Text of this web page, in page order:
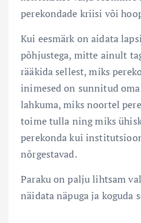
perekondade kriisi või
Kui eesmärk on aidata
põhjustega, mitte ainult
rääkida sellest, miks
inimesed on sunnitud
lahkuma, miks noortel
toime tulla ning miks
perekonda kui
nõrgestavad.
Paraku on palju lihtsam
näidata näpuga ja koguda